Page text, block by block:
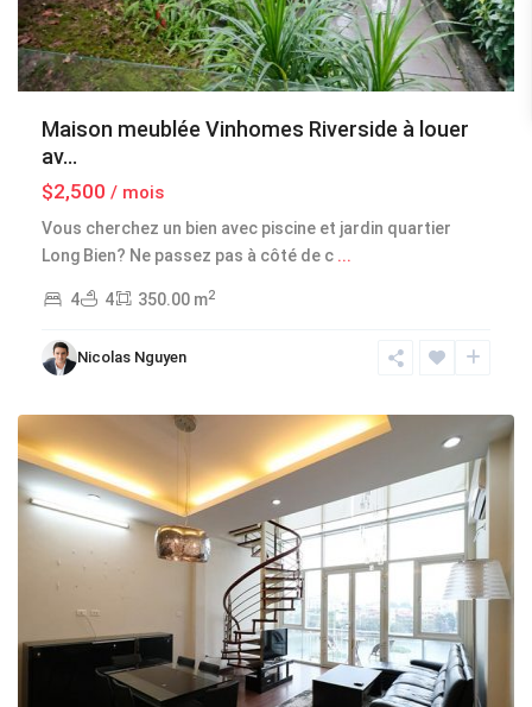
Maison meublée Vinhomes Riverside à louer
av...
$2,500 / mois
Vous cherchez un bien avec piscine et jardin quartier
Long Bien? Ne passez pas à côté de c ...
4 4 350.00 m2
Nicolas Nguyen
Tay
-
West
Lake,